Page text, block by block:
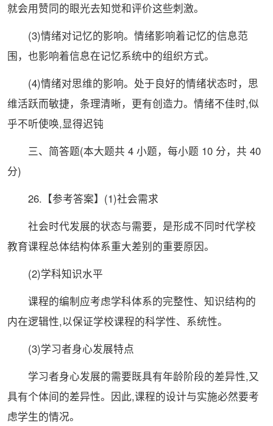
就会用赞同的眼光去知觉和评价这些刺激。
(3)情绪对记忆的影响。情绪影响着记忆的信息范
围，也影响着信息在记忆系统中的组织方式。
(4)情绪对思维的影响。处于良好的情绪状态时，思
维活跃而敏捷，条理清晰，更有创造力。情绪不佳时,似
乎不听使唤,显得迟钝
三、简答题(本大题共 4 小题，每小题 10 分，共 40
分)
26.【参考答案】(1)社会需求
社会时代发展的状态与需要，是形成不同时代学校
教育课程总体结构体系重大差别的重要原因。
(2)学科知识水平
课程的编制应考虑学科体系的完整性、知识结构的
内在逻辑性,以保证学校课程的科学性、系统性。
(3)学习者身心发展特点
学习者身心发展的需要既具有年龄阶段的差异性,又
具有个体间的差异性。因此,课程的设计与实施必然要考
虑学生的情况。